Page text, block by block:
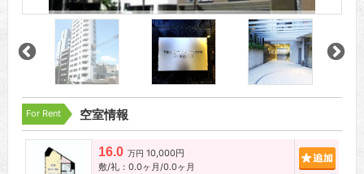
For Rent 空室情報
16.0 万円 10,000円
敷/礼：0.0ヶ月/0.0ヶ月